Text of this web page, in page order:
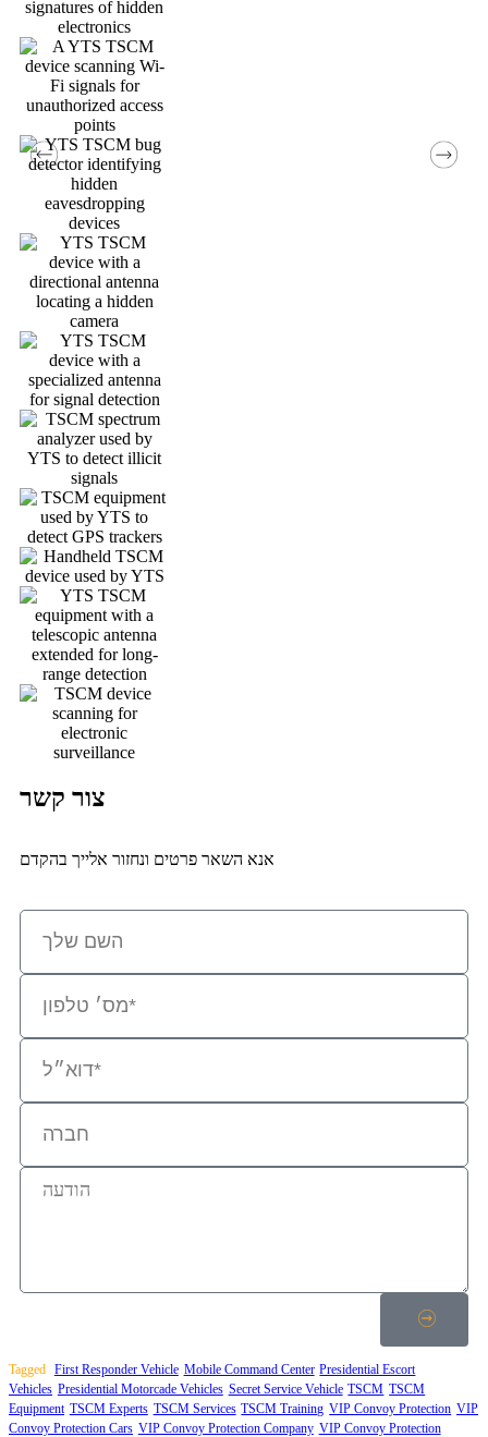
צור קשר
אנא השאר פרטים ונחזור אלייך בהקדם
Tagged First Responder Vehicle Mobile Command Center Presidential Escort
Vehicles Presidential Motorcade Vehicles Secret Service Vehicle TSCM TSCM
Equipment TSCM Experts TSCM Services TSCM Training VIP Convoy Protection VIP
Convoy Protection Cars VIP Convoy Protection Company VIP Convoy Protection